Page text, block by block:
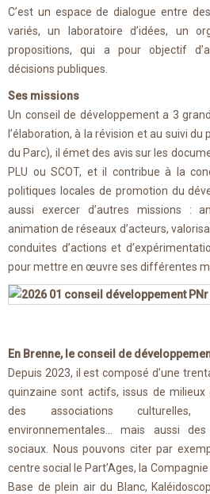
C’est un espace de dialogue entre
variés, un laboratoire d’idées, un
propositions, qui a pour objectif
décisions publiques.
Ses missions
Un conseil de développement a 3
l’élaboration, à la révision et au suivi
du Parc), il émet des avis sur les
PLU ou SCOT, et il contribue à la
politiques locales de promotion du
aussi exercer d’autres missions :
animation de réseaux d’acteurs,
conduites d’actions et
pour mettre en œuvre ses différentes
En Brenne, le conseil de
Depuis 2023, il est composé d’une
quinzaine sont actifs, issus de
des associations culturelles,
environnementales… mais aussi
sociaux. Nous pouvons citer par
centre social le Part’Ages, la
Base de plein air du Blanc,